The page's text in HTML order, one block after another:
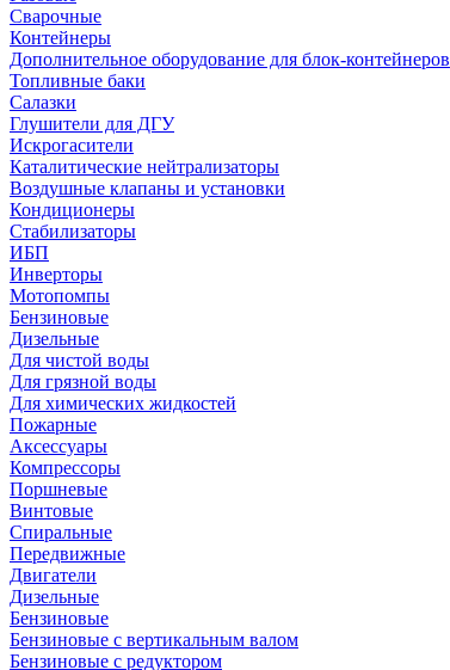
Сварочные
Контейнеры
Дополнительное оборудование для блок-контейнеров
Топливные баки
Салазки
Глушители для ДГУ
Искрогасители
Каталитические нейтрализаторы
Воздушные клапаны и установки
Кондиционеры
Стабилизаторы
ИБП
Инверторы
Мотопомпы
Бензиновые
Дизельные
Для чистой воды
Для грязной воды
Для химических жидкостей
Пожарные
Аксессуары
Компрессоры
Поршневые
Винтовые
Спиральные
Передвижные
Двигатели
Дизельные
Бензиновые
Бензиновые с вертикальным валом
Бензиновые с редуктором